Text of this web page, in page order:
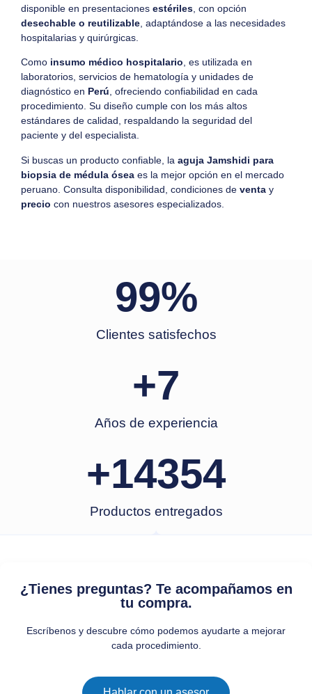
disponible en presentaciones estériles , con opción
desechable o reutilizable , adaptándose a las necesidades
hospitalarias y quirúrgicas.
Como insumo médico hospitalario, es utilizada en
laboratorios, servicios de hematología y unidades de
diagnóstico en Perú, ofreciendo confiabilidad en cada
procedimiento. Su diseño cumple con los más altos
estándares de calidad, respaldando la seguridad del
paciente y del especialista.
Si buscas un producto confiable, la aguja Jamshidi para
biopsia de médula ósea es la mejor opción en el mercado
peruano. Consulta disponibilidad, condiciones de venta y
precio con nuestros asesores especializados.
Clientes satisfechos
99%
Años de experiencia
+7
Productos entregados
+14354
¿Tienes preguntas? Te acompañamos en
tu compra.
Escríbenos y descubre cómo podemos ayudarte a mejorar
cada procedimiento.